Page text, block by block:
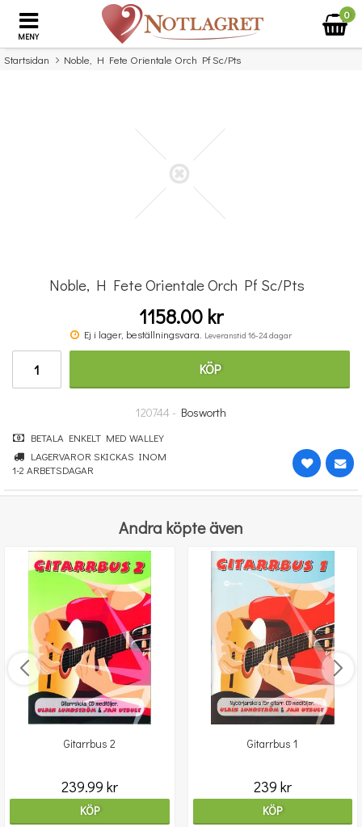
MENY
0
Startsidan Noble, H Fete Orientale Orch Pf Sc/Pts
Povel vid pianot
Noble, H Fete Orientale Orch Pf Sc/Pts
1158.00 kr
Ej i lager, beställningsvara. Leveranstid 16-24 dagar
KÖP
120744 - Bosworth
BETALA ENKELT MED WALLEY
LAGERVAROR SKICKAS INOM
1-2 ARBETSDAGAR
Andra köpte även
Gitarrbus 2
239.99 kr
KÖP
Gitarrbus 1
239 kr
KÖP